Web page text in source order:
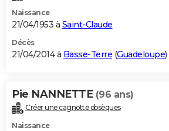
Naissance
21/04/1953 à Saint-Claude
Décès
21/04/2014 à Basse-Terre (Guadeloupe)
Pie NANNETTE (96 ans)
Créer une cagnotte obsèques
Naissance